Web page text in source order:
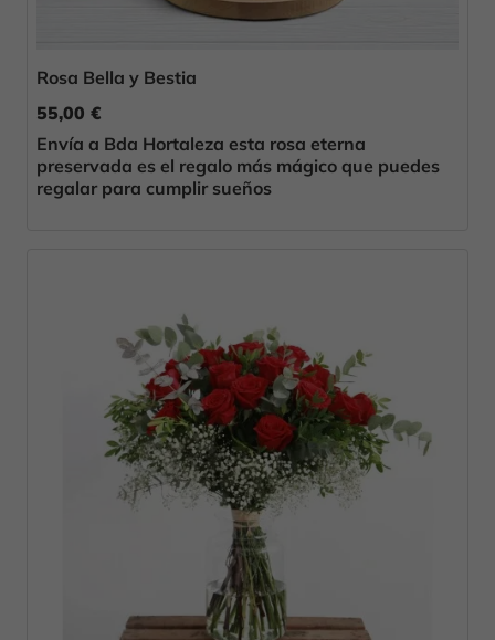
Rosa Bella y Bestia
55,00 €
Envía a Bda Hortaleza esta rosa eterna
preservada es el regalo más mágico que puedes
regalar para cumplir sueños